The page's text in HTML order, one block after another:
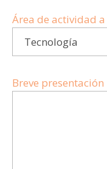
Área de actividad
Breve